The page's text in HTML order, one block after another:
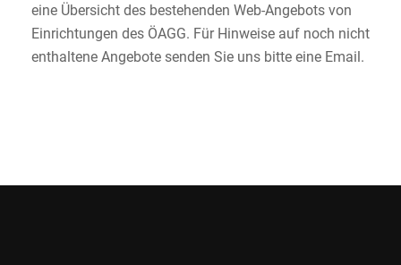
eine Übersicht des bestehenden Web-Angebots von
Einrichtungen des ÖAGG. Für Hinweise auf noch nicht
enthaltene Angebote senden Sie uns bitte eine Email.